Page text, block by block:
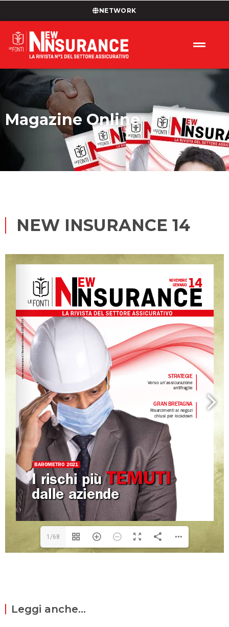
NETWORK
Magazine Online
NEW INSURANCE 14
1/68
Leggi anche...